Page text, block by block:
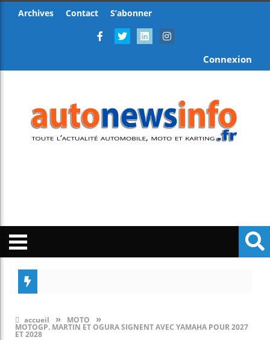
Archives Contact S’abonner
Connexion
accueil » MOTO »
MOTOGP. MARTIN ET OGURA SIGNENT AVEC YAMAHA POUR 2027
ET 2028